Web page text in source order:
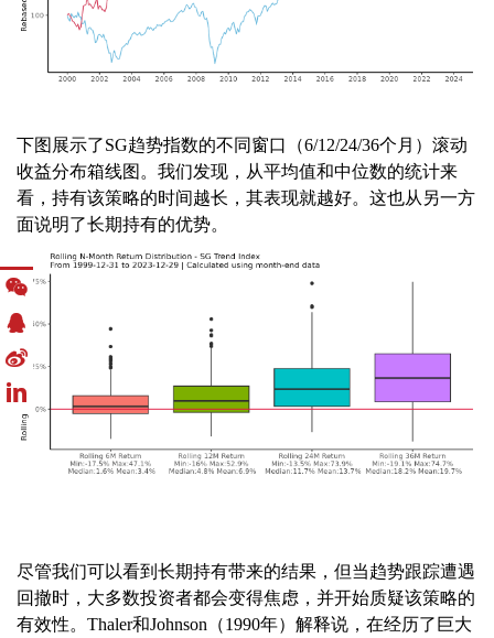
下图展示了SG趋势指数的不同窗口（6/12/24/36个月）滚动
收益分布箱线图。我们发现，从平均值和中位数的统计来
看，持有该策略的时间越长，其表现就越好。这也从另一方
面说明了长期持有的优势。
尽管我们可以看到长期持有带来的结果，但当趋势跟踪遭遇
回撤时，大多数投资者都会变得焦虑，并开始质疑该策略的
有效性。Thaler和Johnson（1990年）解释说，在经历了巨大